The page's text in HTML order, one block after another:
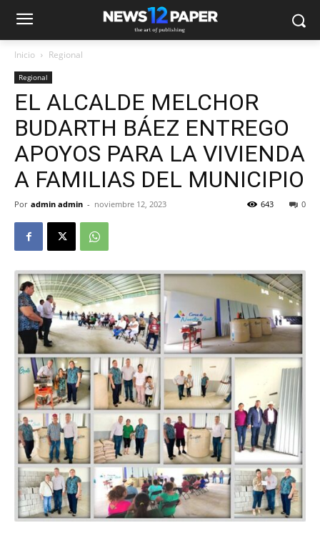
Inicio Regional
Regional
EL ALCALDE MELCHOR
BUDARTH BÁEZ ENTREGO
APOYOS PARA LA VIVIENDA
A FAMILIAS DEL MUNICIPIO
Por admin admin - noviembre 12, 2023 0
643